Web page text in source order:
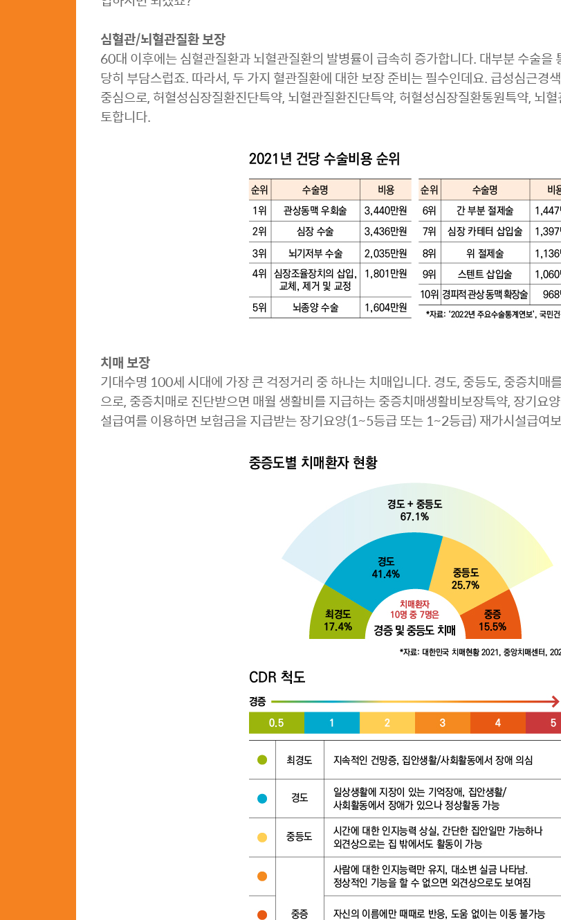
심혈관/뇌혈관질환 보장
60대 이후에는 심혈관질환과 뇌혈관질환의 발병률이 급속히 증가합니다. 대부분 수술을
당히 부담스럽죠. 따라서, 두 가지 혈관질환에 대한 보장 준비는 필수인데요. 급성심근경
중심으로, 허혈성심장질환진단특약, 뇌혈관질환진단특약, 허혈성심장질환통원특약, 뇌
토합니다.
치매 보장
기대수명 100세 시대에 가장 큰 걱정거리 중 하나는 치매입니다. 경도, 중등도, 중증치매
으로, 중증치매로 진단받으면 매월 생활비를 지급하는 중증치매생활비보장특약, 장기요
설급여를 이용하면 보험금을 지급받는 장기요양(1~5등급 또는 1~2등급) 재가시설급여